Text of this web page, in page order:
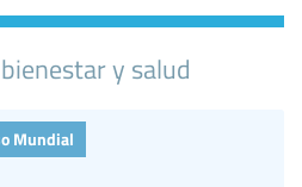
y salud
Mundial